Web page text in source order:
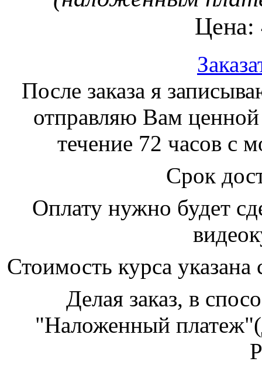
Цена:
После заказа я
отправляю Вам ценной
течение 72 часов с
Срок
Оплату нужно будет
Стоимость курса
Делая заказ, в
"Наложенный